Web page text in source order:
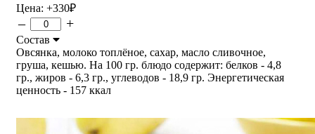
Цена: +330₽
– +
Состав
Овсянка, молоко топлёное, сахар, масло сливочное,
груша, кешью. На 100 гр. блюдо содержит: белков - 4,8
гр., жиров - 6,3 гр., углеводов - 18,9 гр. Энергетическая
ценность - 157 ккал